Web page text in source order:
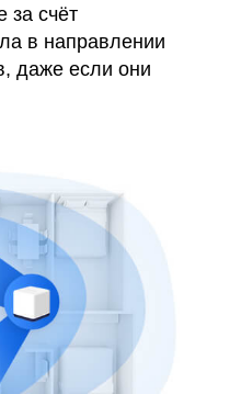
за счёт
в направлении
даже если они